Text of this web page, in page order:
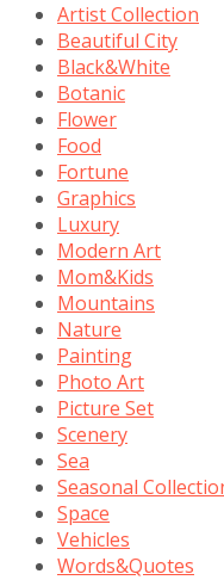
Artist Collection
Beautiful City
Black&White
Botanic
Flower
Food
Fortune
Graphics
Luxury
Modern Art
Mom&Kids
Mountains
Nature
Painting
Photo Art
Picture Set
Scenery
Sea
Seasonal
Space
Vehicles
Words&Quotes